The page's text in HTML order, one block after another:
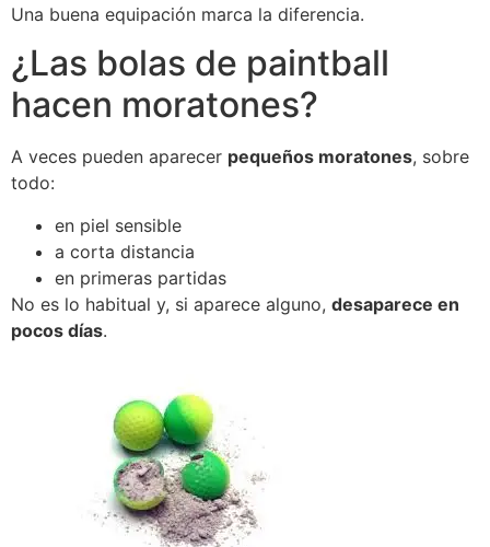
Una buena equipación marca la diferencia.
¿Las bolas de paintball
hacen moratones?
A veces pueden aparecer pequeños moratones, sobre
todo:
en piel sensible
a corta distancia
en primeras partidas
No es lo habitual y, si aparece alguno, desaparece en
pocos días.